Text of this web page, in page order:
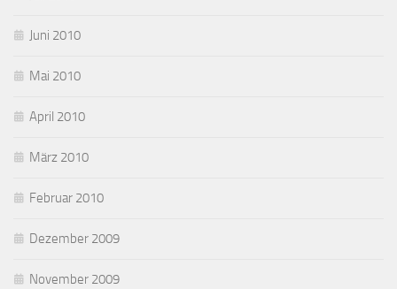
Juni 2010
Mai 2010
April 2010
März 2010
Februar 2010
Dezember 2009
November 2009